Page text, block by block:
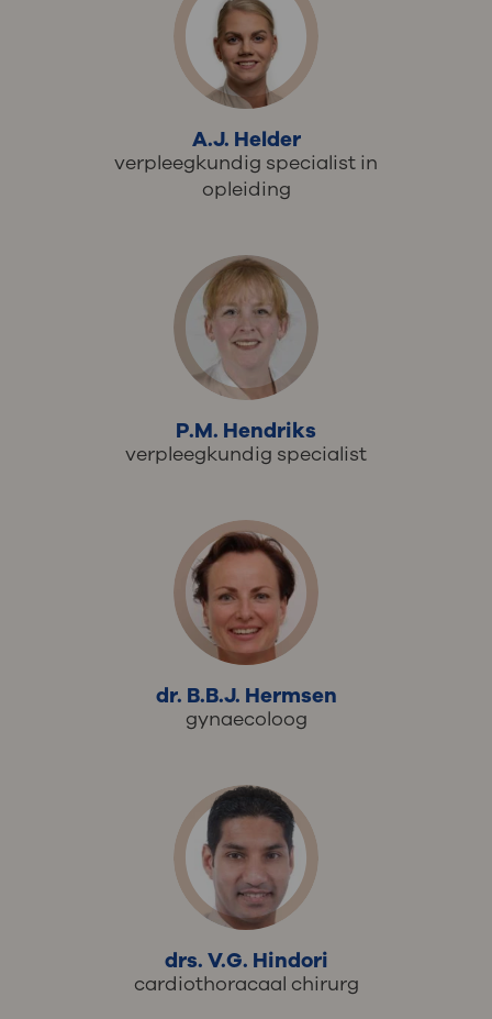
A.J. Helder
verpleegkundig specialist in
opleiding
P.M. Hendriks
verpleegkundig specialist
dr. B.B.J. Hermsen
gynaecoloog
drs. V.G. Hindori
cardiothoracaal chirurg